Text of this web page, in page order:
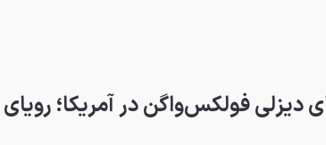
فولکس‌واگن در آمریکا؛ رویای